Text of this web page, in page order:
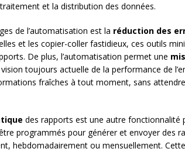
et la distribution des données.
de l’automatisation est la réduction des
et les copier-coller fastidieux, ces outils
De plus, l’automatisation permet une
toujours actuelle de la performance de
fraîches à tout moment, sans
des rapports est une autre fonctionnalité
programmés pour générer et envoyer des
hebdomadairement ou mensuellement.